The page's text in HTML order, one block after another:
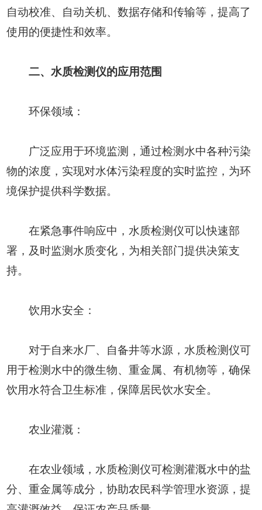
自动校准、自动关机、数据存储和传输等，提高了
使用的便捷性和效率。
二、水质检测仪的应用范围
环保领域：
广泛应用于环境监测，通过检测水中各种污染
物的浓度，实现对水体污染程度的实时监控，为环
境保护提供科学数据。
在紧急事件响应中，水质检测仪可以快速部
署，及时监测水质变化，为相关部门提供决策支
持。
饮用水安全：
对于自来水厂、自备井等水源，水质检测仪可
用于检测水中的微生物、重金属、有机物等，确保
饮用水符合卫生标准，保障居民饮水安全。
农业灌溉：
在农业领域，水质检测仪可检测灌溉水中的盐
分、重金属等成分，协助农民科学管理水资源，提